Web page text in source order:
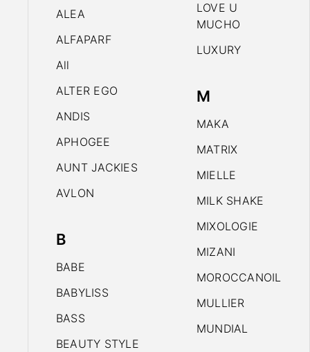
ALEA
ALFAPARF
All
ALTER EGO
ANDIS
APHOGEE
AUNT JACKIES
AVLON
B
BABE
BABYLISS
BASS
BEAUTY STYLE
LOVE U
MUCHO
LUXURY
M
MAKA
MATRIX
MIELLE
MILK SHAKE
MIXOLOGIE
MIZANI
MOROCCANOIL
MULLIER
MUNDIAL